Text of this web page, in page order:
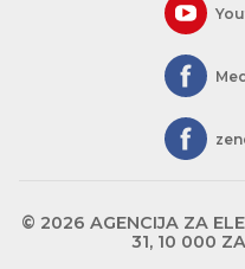
© 2026 AGENCIJA ZA
31, 10 000